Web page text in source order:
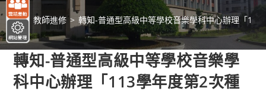
> 教師進修 > 轉知-普通型高級中等學校音樂學科中心辦理「
轉知-普通型高級中等學校音樂學
科中心辦理「113學年度第2次種